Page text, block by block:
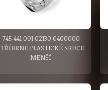
745 441 001 02130 0400000
PLASTICKÉ SRDCE
MENŠÍ